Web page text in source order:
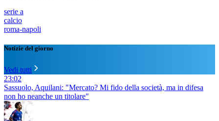
serie a
calcio
roma-napoli
Notizie del giorno
Vedi tutti
23:02
Sassuolo, Aquilani: "Mercato? Mi fido della società, ma in difesa
non ho neanche un titolare"